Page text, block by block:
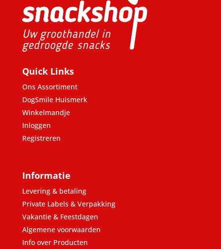
Quick Links
Ons Assortiment
DogSmile Huismerk
Winkelmandje
Inloggen
Registreren
Informatie
Levering & betaling
Private Labels & Verpakking
Vakantie & Feestdagen
Algemene voorwaarden
Info over Producten